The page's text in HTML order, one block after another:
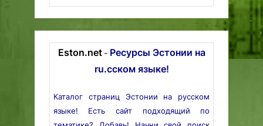
Eston.net- Ресурсы Эстонии на
ru.сском языке!
Каталог страниц Эстонии на русском
языке! Есть сайт подходящий по